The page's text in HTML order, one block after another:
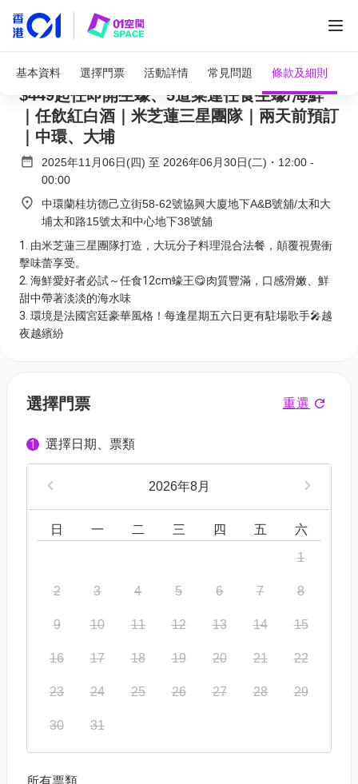
基本資料 選擇門票 活動詳情 常見問題 條款及細則
L'AMOUR 法國餐廳｜獨家買一送一｜人均
$449起任即開生蠔、5道菜連任食生蠔/海鮮
｜任飲紅白酒｜米芝蓮三星團隊｜兩天前預訂
｜中環、大埔
2025年11月06日(四) 至 2026年06月30日(二) ・ 12:00 -
00:00
中環蘭桂坊德己立街58-62號協興大廈地下A&B號舖/太和大
埔太和路15號太和中心地下38號舖
由米芝蓮三星團隊打造，大玩分子料理混合法餐，顛覆視覺衝
擊味蕾享受。
海鮮愛好者必試～任食12cm蠔王😋肉質豐滿，口感滑嫩、鮮
甜中帶著淡淡的海水味
環境是法國宮廷豪華風格！每逢星期五六日更有駐場歌手🎤越
夜越繽紛
選擇門票 重選
1 選擇日期、票類
2026年8月
日 一 二 三 四 五 六
1
2 3 4 5 6 7 8
9 10 11 12 13 14 15
16 17 18 19 20 21 22
23 24 25 26 27 28 29
30 31
所有票類